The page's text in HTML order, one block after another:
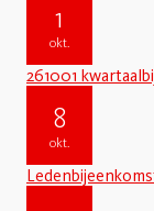
1
okt.
261001
8
okt.